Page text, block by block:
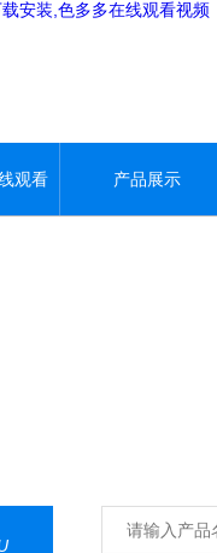
安装,色多多在线观看视频
观看 产品展示